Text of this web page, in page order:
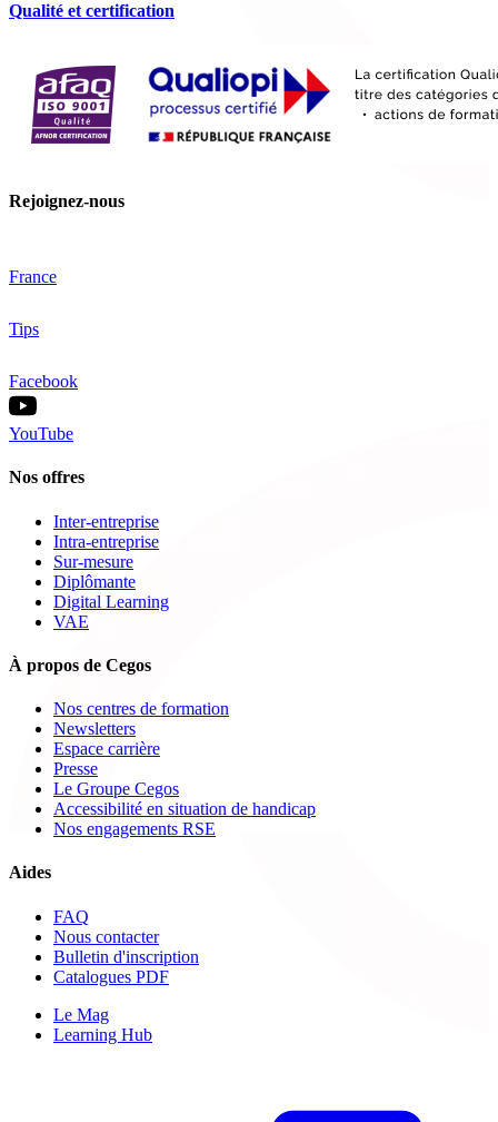
Qualité et certification
Rejoignez-nous
France
Tips
Facebook
YouTube
Nos offres
Inter-entreprise
Intra-entreprise
Sur-mesure
Diplômante
Digital Learning
VAE
À propos de Cegos
Nos centres de formation
Newsletters
Espace carrière
Presse
Le Groupe Cegos
Accessibilité en situation de handicap
Nos engagements RSE
Aides
FAQ
Nous contacter
Bulletin d'inscription
Catalogues PDF
Le Mag
Learning Hub